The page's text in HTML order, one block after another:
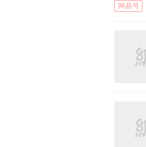
网易号